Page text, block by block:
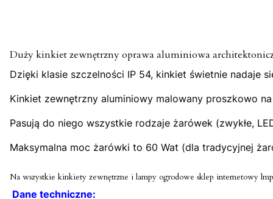
Duży kinkiet zewnętrzny oprawa aluminiowa
Dzięki klasie szczelności IP 54, kinkiet świetnie nadaje
Kinkiet zewnętrzny aluminiowy malowany proszkowo
Pasują do niego wszystkie rodzaje żarówek (zwykłe,
Maksymalna moc żarówki to 60 Wat (dla tradycyjnej
Na wszystkie kinkiety zewnętrzne i lampy ogrodowe sklep internetowy
Dane techniczne: